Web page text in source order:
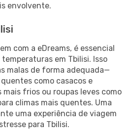
envolvente.
com a eDreams, é essencial
em Tbilisi. Isso
malas de forma adequada—
como casacos e
mais frios ou roupas leves como
climas mais quentes. Uma
uma experiência de viagem
para Tbilisi.